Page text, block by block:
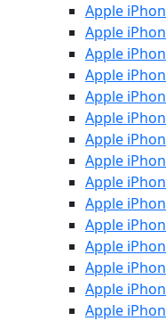
Apple
Apple
Apple
Apple
Apple
Apple
Apple
Apple
Apple
Apple
Apple
Apple
Apple
Apple
Apple